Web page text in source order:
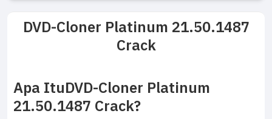
DVD-Cloner Platinum 21.50.1487
Crack
Apa ItuDVD-Cloner Platinum
21.50.1487 Crack?